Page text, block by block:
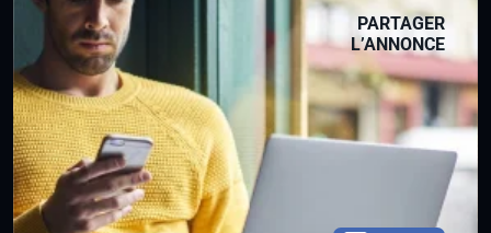
PARTAGER
L’ANNONCE